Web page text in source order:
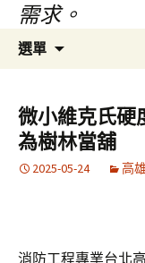
需求。
選單
容
區
微小維克氏硬
為樹林當舖
2025-05-24 高
消防工程專業台北